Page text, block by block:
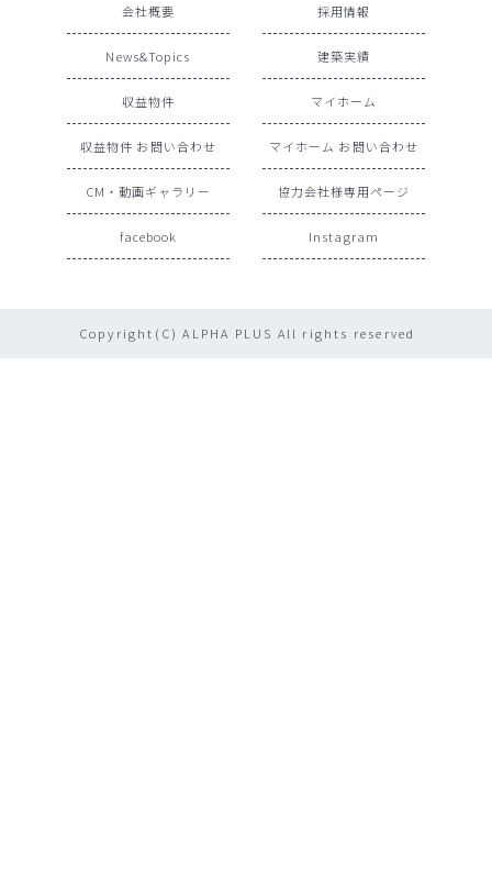
会社概要 採用情報
News&Topics 建築実績
収益物件 マイホーム
収益物件 お問い合わせ マイホーム お問い合わせ
CM・動画ギャラリー 協力会社様専用ページ
facebook Instagram
Copyright(C) ALPHA PLUS All rights reserved